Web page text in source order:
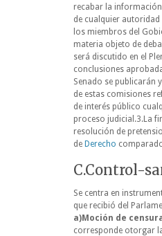
recabar la
de cualquier autoridad
los miembros del
materia objeto de
será discutido en el
conclusiones
Senado se publicarán
de estas comisiones
de interés público
proceso judicial.3.La
resolución de
de Derecho
C.Control-
Se centra en
que recibió del
a)Moción de
corresponde otorgar